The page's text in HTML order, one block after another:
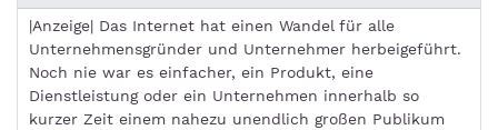
|Anzeige| Das Internet hat einen Wandel für alle
Unternehmensgründer und Unternehmer herbeigeführt.
Noch nie war es einfacher, ein Produkt, eine
Dienstleistung oder ein Unternehmen innerhalb so
kurzer Zeit einem nahezu unendlich großen Publikum